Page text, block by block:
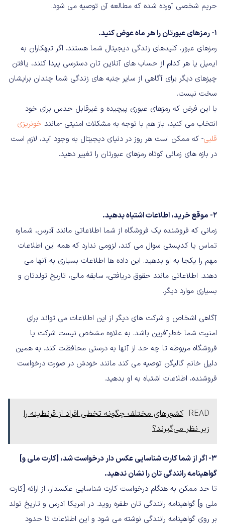
حریم شخصی آورده شده که مطالعه آن توصیه می شود.
۱- رمزهای عبورتان را هر ماه عوض کنید.
رمزهای عبور، کلیدهای زندگی دیجیتال شما هستند. اگر تبهکاران به
ایمیل یا هر کدام از حساب های آنلاین تان دسترسی پیدا کنند، یافتن
چیزهای دیگر برای آگاهی از سایر جنبه های زندگی شما چندان برایشان
سخت نیست.
با این فرض که رمزهای عبوری پیچیده و غیرقابل حدس برای خود
انتخاب می کنید، باز هم با توجه به مشکلات امنیتی -مانند خونریزی
قلبی- که ممکن است هر روز در دنیای دیجیتال به وجود آید، لازم است
در بازه های زمانی کوتاه رمزهای عبورتان را تغییر دهید.
۲- موقع خرید، اطلاعات اشتباه بدهید.
زمانی که فروشنده یک فروشگاه از شما اطلاعاتی مانند آدرس، شماره
تماس یا کدپستی سوال می کند، لزومی ندارد که همه این اطلاعات
مهم را یکجا به او بدهید. این داده ها اطلاعات بسیاری به آنها می
دهند. اطلاعاتی مانند حقوق دریافتی، سابقه مالی، تاریخ تولدتان و
بسیاری موارد دیگر.
آگاهی اشخاص و شرکت های دیگر از این اطلاعات می تواند برای
امنیت شما خطرآفرین باشد. به علاوه مشخص نیست شرکت یا
فروشگاه مربوطه تا چه حد از آنها به درستی محافظت کند. به همین
دلیل خانم گالیگن توصیه می کند مانند خودش در صورت درخواست
فروشنده، اطلاعات اشتباه به او بدهید.
READ کشورهای مختلف چگونه تخطی افراد از قرنطینه را
زیر نظر می‌گیرند؟
۳- اگر از شما کارت شناسایی عکس دار درخواست شد، [کارت ملی و]
گواهینامه رانندگی تان را نشان ندهید.
تا حد ممکن به هنگام درخواست کارت شناسایی عکسدار، از ارائه [کارت
ملی و] گواهینامه رانندگی تان طفره روید. در آمریکا آدرس و تاریخ تولد
بر روی گواهینامه رانندگی نوشته می شود و این اطلاعات تا حدود